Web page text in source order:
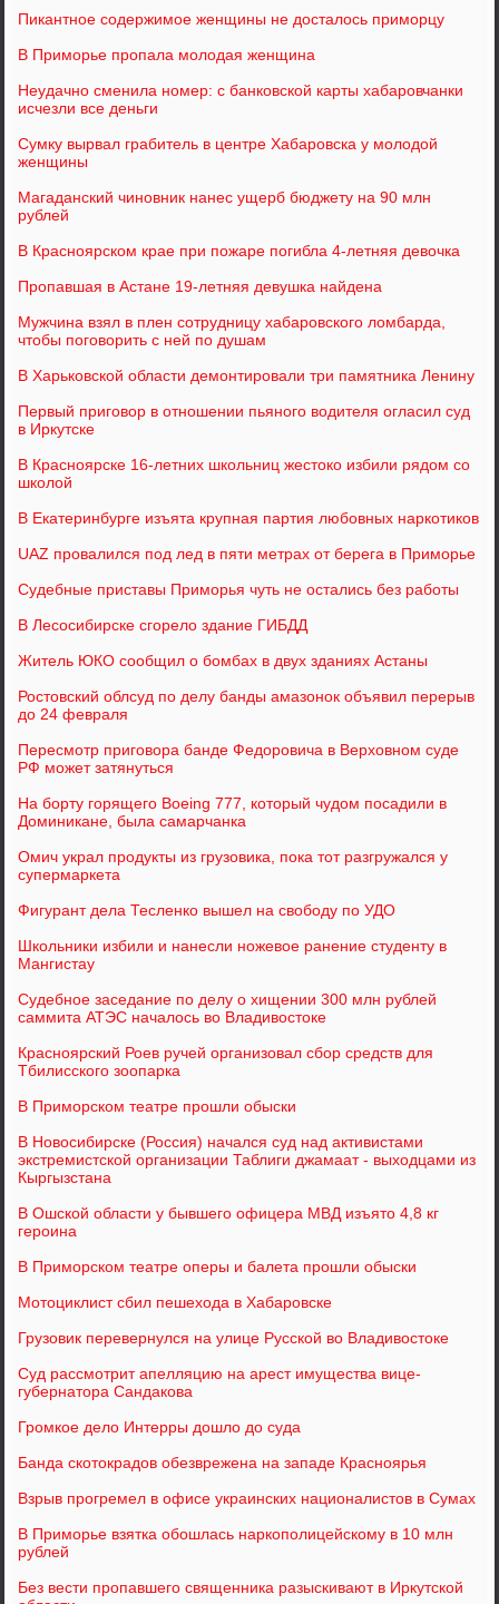
Пикантное содержимое женщины не досталось приморцу
В Приморье пропала молодая женщина
Неудачно сменила номер: с банковской карты хабаровчанки
исчезли все деньги
Сумку вырвал грабитель в центре Хабаровска у молодой
женщины
Магаданский чиновник нанес ущерб бюджету на 90 млн
рублей
В Красноярском крае при пожаре погибла 4-летняя девочка
Пропавшая в Астане 19-летняя девушка найдена
Мужчина взял в плен сотрудницу хабаровского ломбарда,
чтобы поговорить с ней по душам
В Харьковской области демонтировали три памятника Ленину
Первый приговор в отношении пьяного водителя огласил суд
в Иркутске
В Красноярске 16-летних школьниц жестоко избили рядом со
школой
В Екатеринбурге изъята крупная партия любовных наркотиков
UAZ провалился под лед в пяти метрах от берега в Приморье
Судебные приставы Приморья чуть не остались без работы
В Лесосибирске сгорело здание ГИБДД
Житель ЮКО сообщил о бомбах в двух зданиях Астаны
Ростовский облсуд по делу банды амазонок объявил перерыв
до 24 февраля
Пересмотр приговора банде Федоровича в Верховном суде
РФ может затянуться
На борту горящего Boeing 777, который чудом посадили в
Доминикане, была самарчанка
Омич украл продукты из грузовика, пока тот разгружался у
супермаркета
Фигурант дела Тесленко вышел на свободу по УДО
Школьники избили и нанесли ножевое ранение студенту в
Мангистау
Судебное заседание по делу о хищении 300 млн рублей
саммита АТЭС началось во Владивостоке
Красноярский Роев ручей организовал сбор средств для
Тбилисского зоопарка
В Приморском театре прошли обыски
В Новосибирске (Россия) начался суд над активистами
экстремистской организации Таблиги джамаат - выходцами из
Кыргызстана
В Ошской области у бывшего офицера МВД изъято 4,8 кг
героина
В Приморском театре оперы и балета прошли обыски
Мотоциклист сбил пешехода в Хабаровске
Грузовик перевернулся на улице Русской во Владивостоке
Суд рассмотрит апелляцию на арест имущества вице-
губернатора Сандакова
Громкое дело Интерры дошло до суда
Банда скотокрадов обезврежена на западе Красноярья
Взрыв прогремел в офисе украинских националистов в Сумах
В Приморье взятка обошлась наркополицейскому в 10 млн
рублей
Без вести пропавшего священника разыскивают в Иркутской